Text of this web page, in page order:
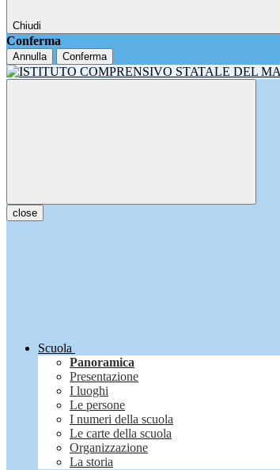
Chiudi
Conferma
Annulla Conferma
close
Scuola
Panoramica
Presentazione
I luoghi
Le persone
I numeri della scuola
Le carte della scuola
Organizzazione
La storia